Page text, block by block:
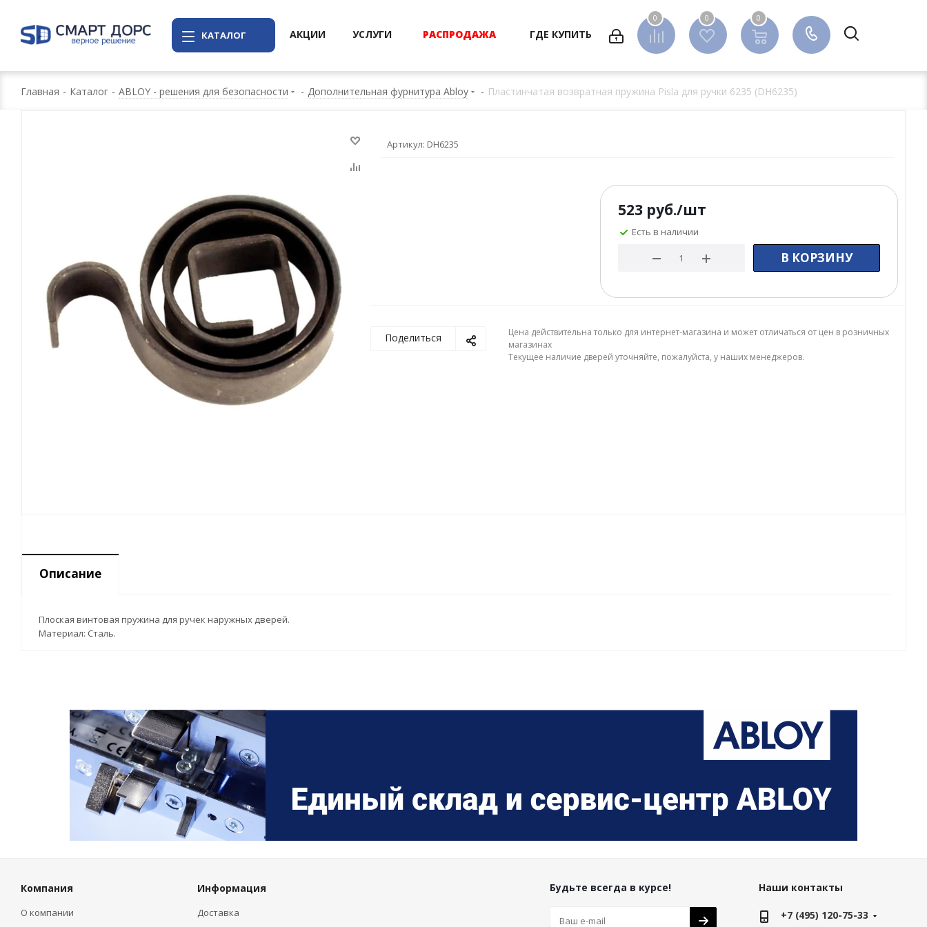
КАТАЛОГ
0 0 0
0
АКЦИИ УСЛУГИ РАСПРОДАЖА ГДЕ КУПИТЬ
Главная - Каталог - ABLOY - решения для безопасности - Дополнительная фурнитура Abloy - Пластинчатая возвратная пружина Pisla для ручки 6235 (DH6235)
Артикул: DH6235
523руб./шт
Есть в наличии
В КОРЗИНУ
Поделиться
Цена действительна только для интернет-магазина и может отличаться от цен в розничных
магазинах
Текущее наличие дверей уточняйте, пожалуйста, у наших менеджеров.
Описание
Плоская винтовая пружина для ручек наружных дверей.
Материал: Сталь.
Компания
О компании
Информация
Доставка
Будьте всегда в курсе! Наши контакты
+7 (495) 120-75-33